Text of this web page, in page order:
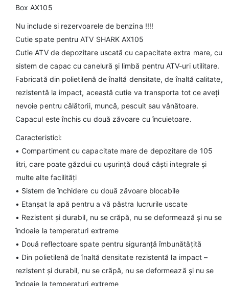
Box AX105
Nu include si rezervoarele de benzina !!!!
Cutie spate pentru ATV SHARK AX105
Cutie ATV de depozitare uscată cu capacitate extra mare, cu
sistem de capac cu canelură și limbă pentru ATV-uri utilitare.
Fabricată din polietilenă de înaltă densitate, de înaltă calitate,
rezistentă la impact, această cutie va transporta tot ce aveți
nevoie pentru călătorii, muncă, pescuit sau vânătoare.
Capacul este închis cu două zăvoare cu încuietoare.
Caracteristici:
• Compartiment cu capacitate mare de depozitare de 105
litri, care poate găzdui cu ușurință două căști integrale și
multe alte facilități
• Sistem de închidere cu două zăvoare blocabile
• Etanșat la apă pentru a vă păstra lucrurile uscate
• Rezistent și durabil, nu se crăpă, nu se deformează și nu se
îndoaie la temperaturi extreme
• Două reflectoare spate pentru siguranță îmbunătățită
• Din polietilenă de înaltă densitate rezistentă la impact –
rezistent și durabil, nu se crăpă, nu se deformează și nu se
îndoaie la temperaturi extreme